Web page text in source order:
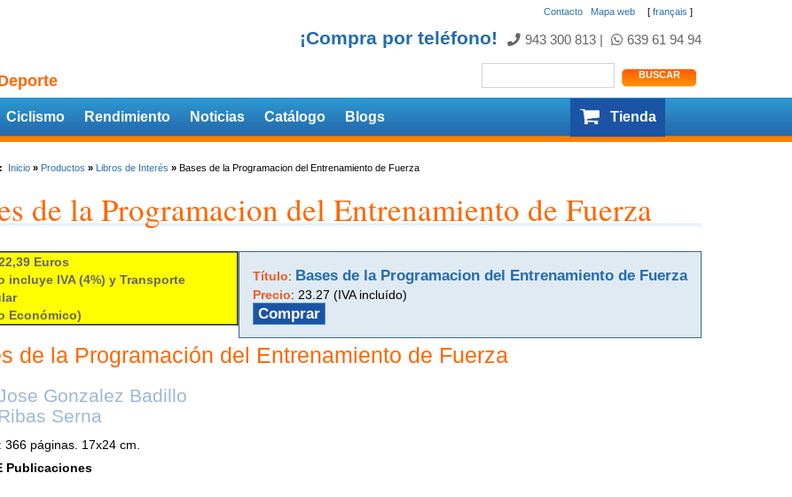
[ français ]
Contacto Mapa web
¡Compra por teléfono! 943 300 813 639 61 94 94
Ciclismo Rendimiento Noticias Catálogo Blogs Tienda
Inicio » Productos » Libros de Interés »Bases de la Programacion del Entrenamiento de Fuerza
de la Programacion del Entrenamiento de Fuerza
Título: Bases de la Programacion del Entrenamiento de Fuerza
Precio: 23.27 (IVA incluído)
Comprar
Euros
incluye IVA (4%) y Transporte
Económico)
de la Programación del Entrenamiento de Fuerza
Gonzalez Badillo
Serna
366 páginas. 17x24 cm.
Publicaciones